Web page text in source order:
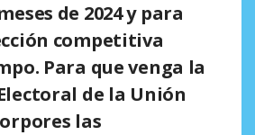
de 2024 y para
competitiva
Para que venga la
de la Unión
las